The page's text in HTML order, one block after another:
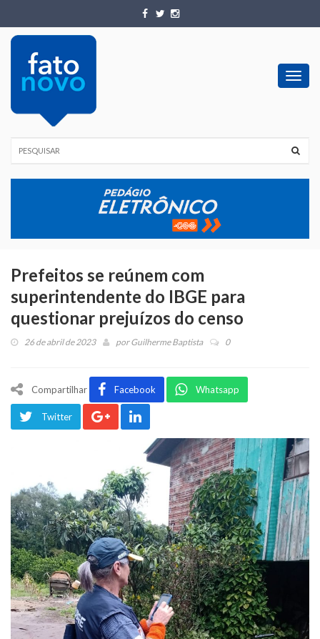
Prefeitos se reúnem com
superintendente do IBGE para
questionar prejuízos do censo
26 de abril de 2023 porGuilherme Baptista 0
Compartilhar Facebook Whatsapp
Twitter